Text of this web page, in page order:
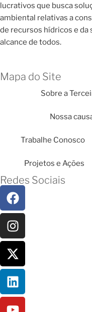
lucrativos que busca
ambiental relativas a
de recursos hídricos e
alcance de todos.
Mapa do Site
Sobre a
Nossa
Trabalhe Conosco
Projetos e Ações
Redes Sociais